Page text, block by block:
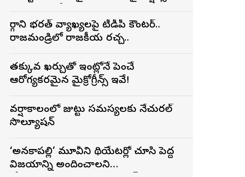
సంతృప్తినిచ్చింది : వరుణ్ తేజ్
మార్గాని భరత్ వ్యాఖ్యలపై టీడీపీ కౌంటర్..
రాజమండ్రిలో రాజకీయ రచ్చ..
తక్కువ ఖర్చుతో ఇంట్లోనే పెంచే
ఆరోగ్యకరమైన మైక్రోగ్రీన్స్ ఇవే!
వర్షాకాలంలో జుట్టు సమస్యలకు నేచురల్
సొల్యూషన్
‘అనకాపల్లి’ మూవీని థియేటర్లో చూసి పెద్ద
విజయాన్ని అందించాలని